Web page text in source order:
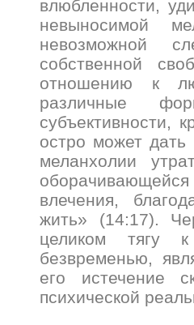
влюбленности,
невыносимой
невозможной
собственной
отношению к
различные
субъективности,
остро может
меланхолии
влечения,
жить» (14:17).
целиком тягу
безвременью,
его истечение
психической